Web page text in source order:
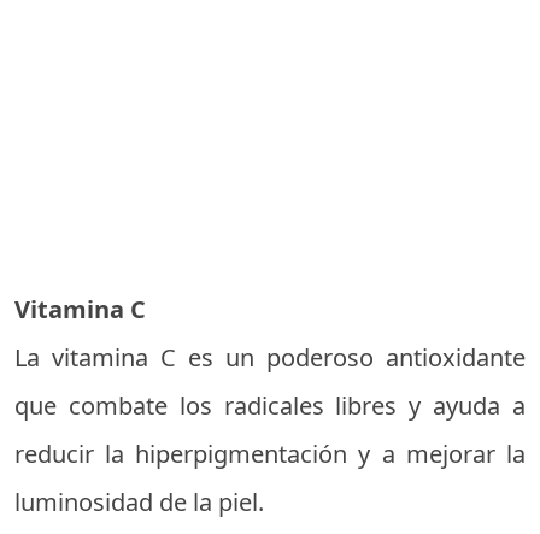
Vitamina C
La vitamina C es un poderoso antioxidante
que combate los radicales libres y ayuda a
reducir la hiperpigmentación y a mejorar la
luminosidad de la piel.